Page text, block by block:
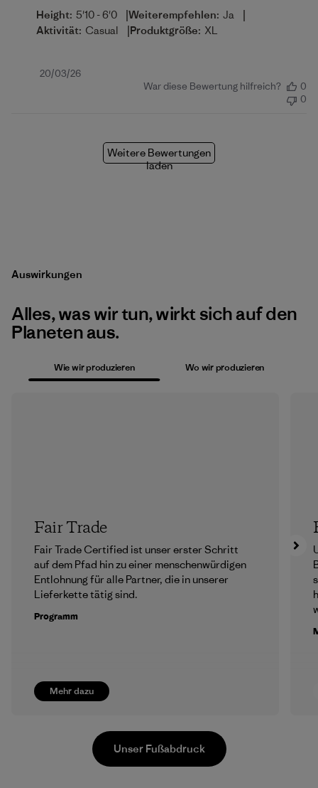
Height: 5'10 - 6'0 |Weiterempfehlen: Ja |
Aktivität: Casual |Produktgröße: XL
Veröffentlichungsdatum
20/03/26
War diese Bewertung hilfreich?
0
0
Weitere Bewertungen
laden
Auswirkungen
Alles, was wir tun, wirkt sich auf den
Planeten aus.
Wie wir produzieren Wo wir produzieren
Mehr dazu
Fair Trade
Fair Trade Certified ist unser erster Schritt
auf dem Pfad hin zu einer menschenwürdigen
Entlohnung für alle Partner, die in unserer
Lieferkette tätig sind.
Programm
Unser Fußabdruck